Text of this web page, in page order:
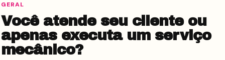
GERAL
Você atende seu cliente ou
apenas executa um serviço
mecânico?